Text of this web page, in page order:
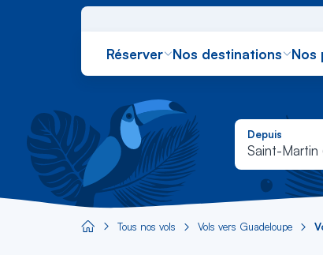
Réserver Nos destinations Nos
Depuis
Saint-Martin
Aircaraibes.com
Tous nos vols Vols vers Guadeloupe